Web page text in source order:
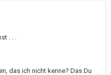
. . .
das ich nicht kenne? Das Du